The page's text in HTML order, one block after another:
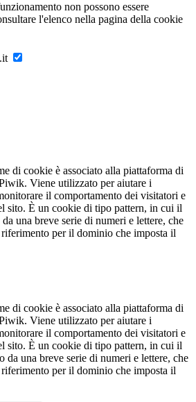
non possono essere
l'elenco nella pagina della cookie
di cookie è associato alla piattaforma di
Viene utilizzato per aiutare i
il comportamento dei visitatori e
sito. È un cookie di tipo pattern, in cui il
una breve serie di numeri e lettere, che
per il dominio che imposta il
di cookie è associato alla piattaforma di
Viene utilizzato per aiutare i
il comportamento dei visitatori e
sito. È un cookie di tipo pattern, in cui il
da una breve serie di numeri e lettere, che
per il dominio che imposta il